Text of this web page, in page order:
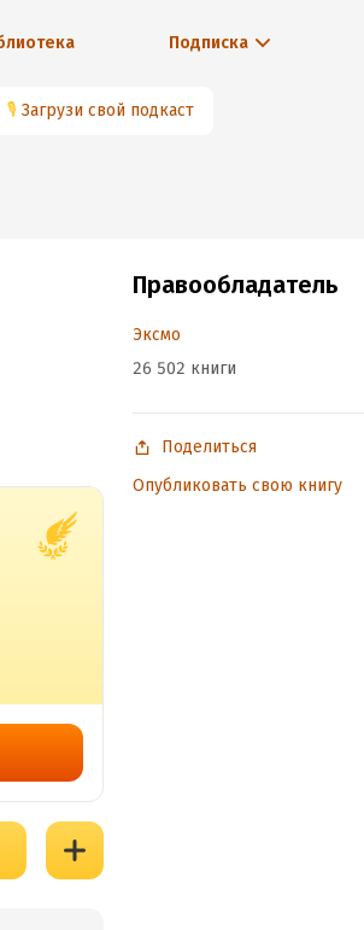
Подписка
🎙 Загрузи свой подкаст
Правообладатель
Эксмо
26 502 книги
Поделиться
Опубликовать свою книгу